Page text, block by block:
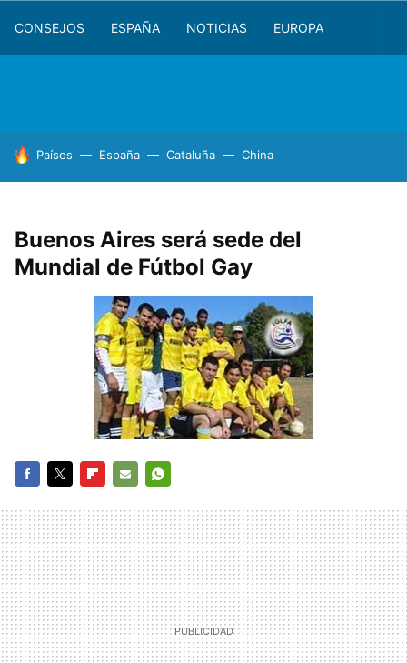
CONSEJOS ESPAÑA NOTICIAS EUROPA
HOY SE HABLA DE
Países España Cataluña China
Buenos Aires será sede del
Mundial de Fútbol Gay
MAIL